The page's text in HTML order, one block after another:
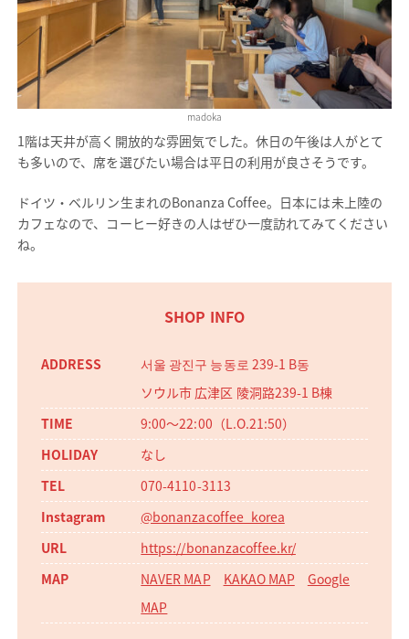
madoka
1階は天井が高く開放的な雰囲気でした。休日の午後は人がとて
も多いので、席を選びたい場合は平日の利用が良さそうです。
ドイツ・ベルリン生まれのBonanza Coffee。日本には未上陸の
カフェなので、コーヒー好きの人はぜひ一度訪れてみてください
ね。
SHOP INFO
서울 광진구 능동로 239-1 B동
ソウル市 広津区 陵洞路239-1 B棟
9:00〜22:00（L.O.21:50）
なし
070-4110-3113
@bonanzacoffee_korea
https://bonanzacoffee.kr/
NAVER MAP
KAKAO MAP
Google
MAP